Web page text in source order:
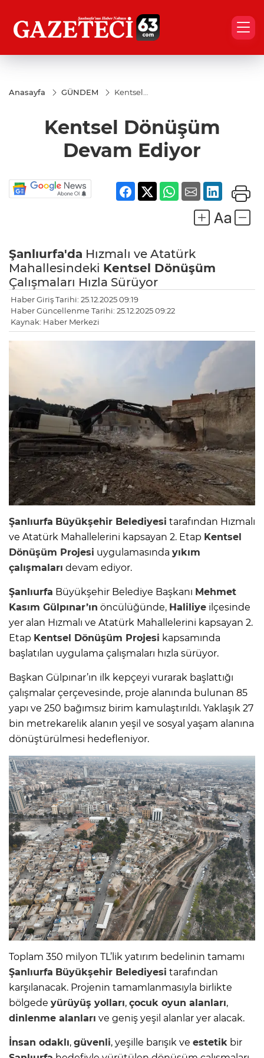
Anasayfa GÜNDEM
Kentsel
Ediyor
Kentsel Dönüşüm
Devam Ediyor
Şanlıurfa'da Hızmalı ve Atatürk
Mahallesindeki Kentsel Dönüşüm
Çalışmaları Hızla Sürüyor
Haber Giriş Tarihi: 25.12.2025 09:19
Haber Güncellenme Tarihi: 25.12.2025 09:22
Kaynak: Haber Merkezi
Şanlıurfa Büyükşehir Belediyesi tarafından Hızmalı
ve Atatürk Mahallelerini kapsayan 2. Etap Kentsel
Dönüşüm Projesi uygulamasında yıkım
çalışmaları devam ediyor.
Şanlıurfa Büyükşehir Belediye Başkanı Mehmet
Kasım Gülpınar’ın öncülüğünde, Haliliye ilçesinde
yer alan Hızmalı ve Atatürk Mahallelerini kapsayan 2.
Etap Kentsel Dönüşüm Projesi kapsamında
başlatılan uygulama çalışmaları hızla sürüyor.
Başkan Gülpınar’ın ilk kepçeyi vurarak başlattığı
çalışmalar çerçevesinde, proje alanında bulunan 85
yapı ve 250 bağımsız birim kamulaştırıldı. Yaklaşık 27
bin metrekarelik alanın yeşil ve sosyal yaşam alanına
dönüştürülmesi hedefleniyor.
Toplam 350 milyon TL’lik yatırım bedelinin tamamı
Şanlıurfa Büyükşehir Belediyesi tarafından
karşılanacak. Projenin tamamlanmasıyla birlikte
bölgede yürüyüş yolları, çocuk oyun alanları,
dinlenme alanları ve geniş yeşil alanlar yer alacak.
İnsan odaklı, güvenli, yeşille barışık ve estetik bir